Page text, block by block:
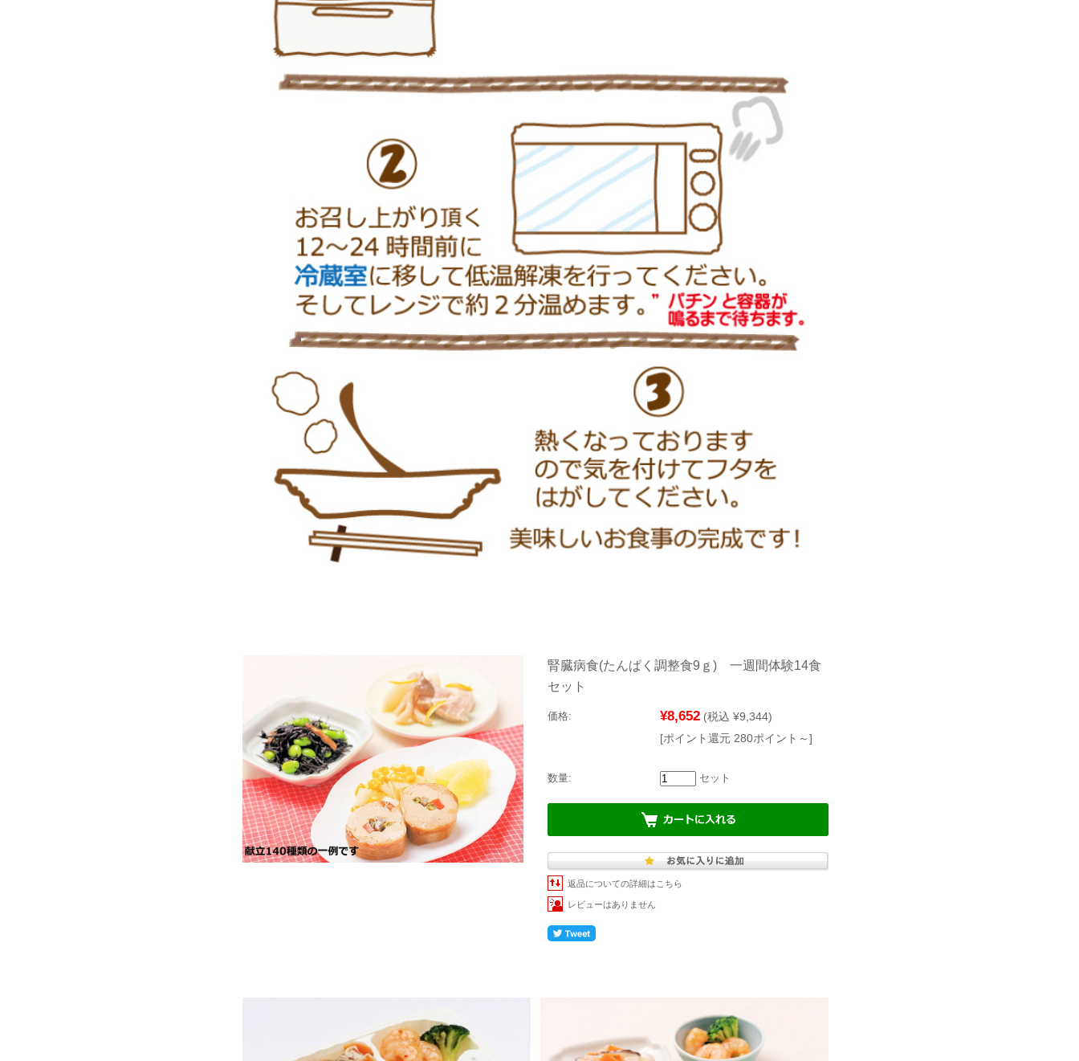
腎臓病食(たんぱく調整食9ｇ) 一週間体験14食
セット
価格: ¥8,652 (税込 ¥9,344)
[ポイント還元 280ポイント～]
数量: セット
返品についての詳細はこちら
レビューはありません